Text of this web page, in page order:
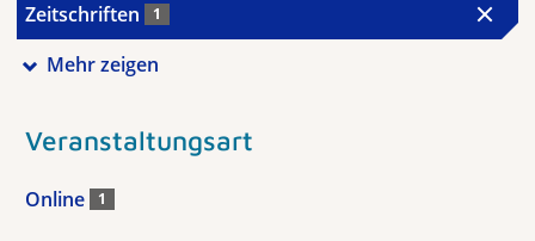
Zeitschriften 1
Mehr zeigen
Veranstaltungsart
Online 1